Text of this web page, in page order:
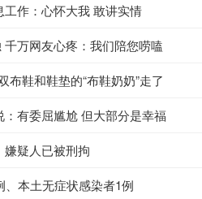
作：心怀大我 敢讲实情
千万网友心疼：我们陪您唠嗑
布鞋和鞋垫的“布鞋奶奶”走了
有委屈尴尬 但大部分是幸福
嫌疑人已被刑拘
本土无症状感染者1例